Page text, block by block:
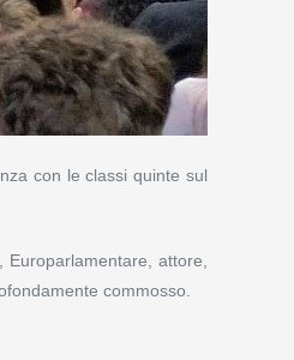
con le classi quinte sul
attore,
commosso.